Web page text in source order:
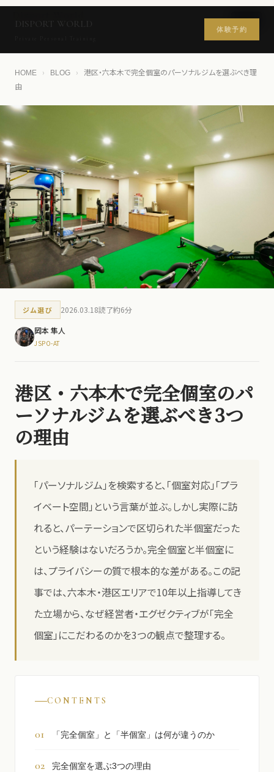
DISPORT WORLD 体験予約
HOME › BLOG › 港区・六本木で完全個室のパーソナルジムを選ぶべき理
由
ジム選び 2026.03.18読了約6分
岡本 隼人
JSPO-AT
港区・六本木で完全個室のパ
ーソナルジムを選ぶべき3つ
の理由
「パーソナルジム」を検索すると、「個室対応」「プラ
イベート空間」という言葉が並ぶ。しかし実際に訪
れると、パーテーションで区切られた半個室だった
という経験はないだろうか。完全個室と半個室に
は、プライバシーの質で根本的な差がある。この記
事では、六本木・港区エリアで10年以上指導してき
た立場から、なぜ経営者・エグゼクティブが「完全
個室」にこだわるのかを3つの観点で整理する。
CONTENTS
「完全個室」と「半個室」は何が違うのか
完全個室を選ぶ3つの理由